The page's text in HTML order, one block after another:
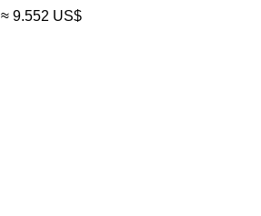
≈ 9.552 US$